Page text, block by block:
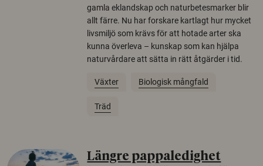
gamla eklandskap och naturbetesmarker blir
allt färre. Nu har forskare kartlagt hur mycket
livsmiljö som krävs för att hotade arter ska
kunna överleva – kunskap som kan hjälpa
naturvårdare att sätta in rätt åtgärder i tid.
Växter Biologisk mångfald
Träd
Längre pappaledighet